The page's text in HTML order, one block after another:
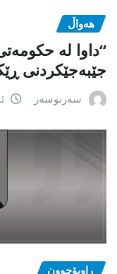
هەواڵ
“داوا لە
جێبەجێكردنی
سەرنوسەر
ڕاوبۆچوون